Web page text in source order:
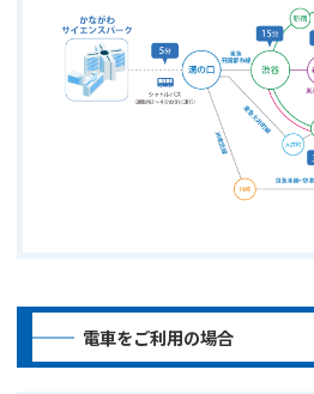
電車をご利用の場合